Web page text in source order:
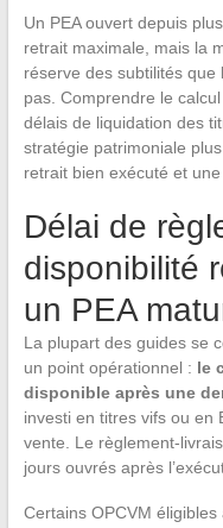
Un PEA ouvert depuis
retrait maximale, mais la
réserve des subtilités
pas. Comprendre le
délais de liquidation des
stratégie patrimoniale
retrait bien exécuté et une
Délai de
disponibilité
un PEA
La plupart des guides se
un point opérationnel : le
disponible après une
investi en titres vifs ou en
vente. Le règlement-
jours ouvrés après
Certains OPCVM